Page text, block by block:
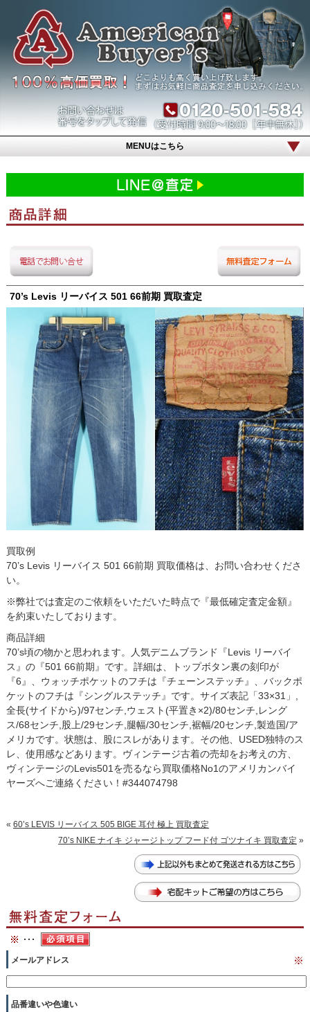
MENUはこちら
70’s Levis リーバイス 501 66前期 買取査定
買取例
70’s Levis リーバイス 501 66前期 買取価格は、お問い合わせくださ
い。
※弊社では査定のご依頼をいただいた時点で『最低確定査定金額』
を約束いたしております。
商品詳細
70’s頃の物かと思われます。人気デニムブランド『Levis リーバイ
ス』の『501 66前期』です。詳細は、トップボタン裏の刻印が
『6』、ウォッチポケットのフチは『チェーンステッチ』、バックポ
ケットのフチは『シングルステッチ』です。サイズ表記「33×31」,
全長(サイドから)/97センチ,ウェスト(平置き×2)/80センチ,レング
ス/68センチ,股上/29センチ,腿幅/30センチ,裾幅/20センチ,製造国/ア
メリカです。状態は、股にスレがあります。その他、USED独特のス
レ、使用感などあります。ヴィンテージ古着の売却をお考えの方、
ヴィンテージのLevis501を売るなら買取価格No1のアメリカンバイ
ヤーズへご連絡ください！#344074798
« 60’s LEVIS リーバイス 505 BIGE 耳付 極上 買取査定
70’s NIKE ナイキ ジャージトップ フード付 ゴツナイキ 買取査定 »
メールアドレス ※
品番違いや色違い